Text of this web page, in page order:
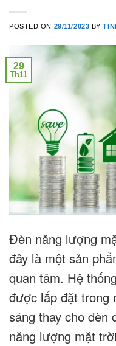
POSTED ON 29/11/2023 BY
29
Th11
Đèn năng lượng
đây là một sản
quan tâm. Hệ
được lắp đặt trong
sáng thay cho đèn
năng lượng mặt